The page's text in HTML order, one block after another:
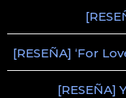
[RESEÑA] ‘For
[RESEÑA]